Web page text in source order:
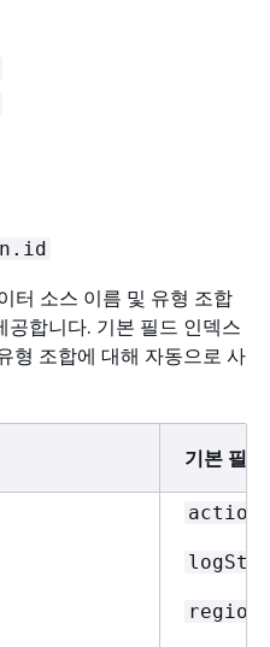
터 소스 이름 및 유형 조합
공합니다. 기본 필드 인덱스
형 조합에 대해 자동으로 사
기본 필
action
region